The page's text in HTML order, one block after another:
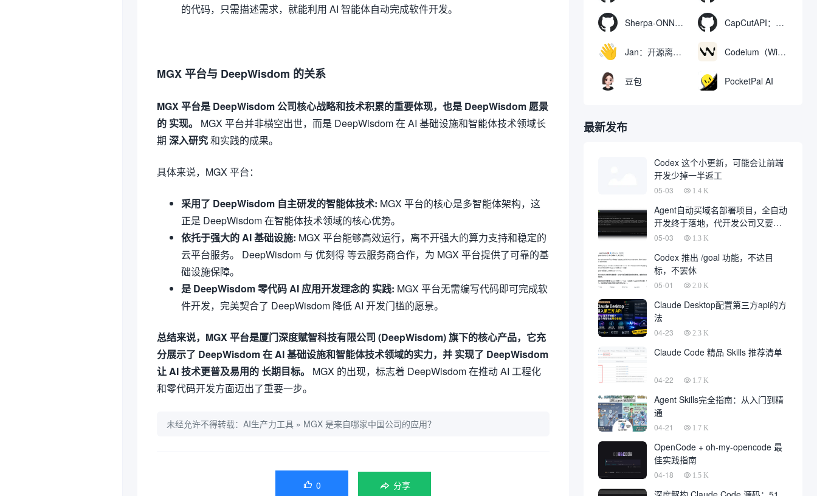
的代码，只需描述需求，就能利用 AI 智能体自动完成软件开发。
MGX 平台与 DeepWisdom 的关系
MGX 平台是 DeepWisdom 公司核心战略和技术积累的重要体现，也是 DeepWisdom 愿景
的 实现。
MGX 平台并非横空出世，而是 DeepWisdom 在 AI 基础设施和智能体技术领域长
期 深入研究和实践的成果。
具体来说，MGX 平台：
采用了 DeepWisdom 自主研发的智能体技术: MGX 平台的核心是多智能体架构，这
正是 DeepWisdom 在智能体技术领域的核心优势。
依托于强大的 AI 基础设施: MGX 平台能够高效运行，离不开强大的算力支持和稳定的
云平台服务。 DeepWisdom 与 优刻得 等云服务商合作，为 MGX 平台提供了可靠的基
础设施保障。
是 DeepWisdom 零代码 AI 应用开发理念的 实践: MGX 平台无需编写代码即可完成软
件开发，完美契合了 DeepWisdom 降低 AI 开发门槛的愿景。
总结来说，MGX 平台是厦门深度赋智科技有限公司 (DeepWisdom) 旗下的核心产品，它充
分展示了 DeepWisdom 在 AI 基础设施和智能体技术领域的实力，并 实现了 DeepWisdom
让 AI 技术更普及易用的 长期目标。
MGX 的出现，标志着 DeepWisdom 在推动 AI 工程化
和零代码开发方面迈出了重要一步。
未经允许不得转载： AI生产力工具 » MGX 是来自哪家中国公司的应用？
 0 分享
Sherpa-ONNX：使用ONNXRuntime实现离线语音识别和合成 CapCutAPI：自动化控制CapCut视频剪辑的开源工具
Jan：开源离线AI助手，ChatGPT 替代品，运行本地AI模型或连接云端AI Codeium（Windsurf Editor）：免费的AI代码补全与聊天工具，Windsurf以对话方式编写完整项目代码
豆包 PocketPal AI
最新发布
Codex 这个小更新，可能会让前端
开发少掉一半返工
05-03 1.4 K
Agent自动买域名部署项目，全自动
开发终于落地，代开发公司又要倒
一大片
05-03 1.3 K
Codex 推出 /goal 功能，不达目
标，不罢休
05-01 2.0 K
Claude Desktop配置第三方api的方
法
04-23 2.3 K
Claude Code 精品 Skills 推荐清单
04-22 1.7 K
Agent Skills完全指南：从入门到精
通
04-21 1.7 K
OpenCode + oh-my-opencode 最
佳实践指南
04-18 1.5 K